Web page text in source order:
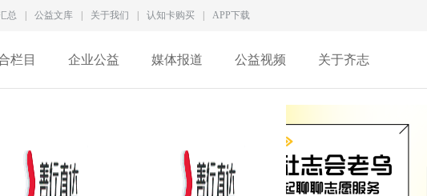
总 公益文库 关于我们 认知卡购买 APP下载
栏目 企业公益 媒体报道 公益视频 关于齐志